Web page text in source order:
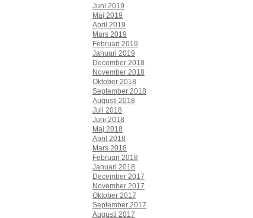
Juni 2019
Maj 2019
April 2019
Mars 2019
Februari 2019
Januari 2019
December 2018
November 2018
Oktober 2018
September 2018
Augusti 2018
Juli 2018
Juni 2018
Maj 2018
April 2018
Mars 2018
Februari 2018
Januari 2018
December 2017
November 2017
Oktober 2017
September 2017
Augusti 2017